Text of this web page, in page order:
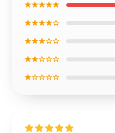
★★★★★
★★★★☆
★★★☆☆
★★☆☆☆
★☆☆☆☆